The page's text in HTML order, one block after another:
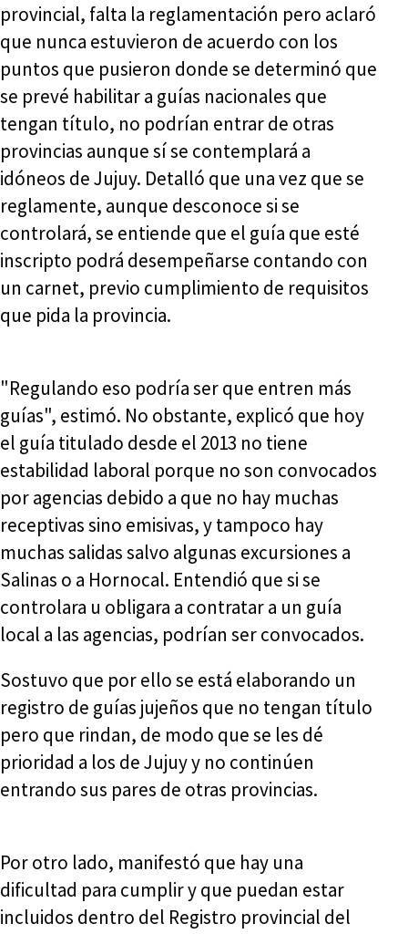
provincial, falta la reglamentación pero aclaró
que nunca estuvieron de acuerdo con los
puntos que pusieron donde se determinó que
se prevé habilitar a guías nacionales que
tengan título, no podrían entrar de otras
provincias aunque sí se contemplará a
idóneos de Jujuy. Detalló que una vez que se
reglamente, aunque desconoce si se
controlará, se entiende que el guía que esté
inscripto podrá desempeñarse contando con
un carnet, previo cumplimiento de requisitos
que pida la provincia.
"Regulando eso podría ser que entren más
guías", estimó. No obstante, explicó que hoy
el guía titulado desde el 2013 no tiene
estabilidad laboral porque no son convocados
por agencias debido a que no hay muchas
receptivas sino emisivas, y tampoco hay
muchas salidas salvo algunas excursiones a
Salinas o a Hornocal. Entendió que si se
controlara u obligara a contratar a un guía
local a las agencias, podrían ser convocados.
Sostuvo que por ello se está elaborando un
registro de guías jujeños que no tengan título
pero que rindan, de modo que se les dé
prioridad a los de Jujuy y no continúen
entrando sus pares de otras provincias.
Por otro lado, manifestó que hay una
dificultad para cumplir y que puedan estar
incluidos dentro del Registro provincial del